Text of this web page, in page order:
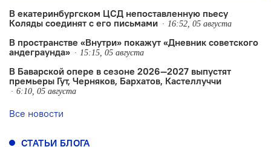
В екатеринбургском ЦСД непоставленную пьесу
Коляды соединят с его письмами
16:52, 05 августа
В пространстве «Внутри» покажут «Дневник советского
андеграунда»
15:15, 05 августа
В Баварской опере в сезоне 2026—2027 выпустят
премьеры Гут, Черняков, Бархатов, Кастеллуччи
6:10, 05 августа
Все новости
СТАТЬИ БЛОГА